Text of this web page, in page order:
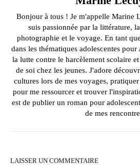
Bonjour à tous ! Je m'appelle Marine
suis passionnée par la littérature,
photographie et le voyage. En tant
dans les thématiques adolescentes
la lutte contre le harcèlement scolaire
de soi chez les jeunes. J'adore
cultures lors de mes voyages,
pour me ressourcer et trouver
est de publier un roman pour
de mes
LAISSER UN COMMENTAIRE